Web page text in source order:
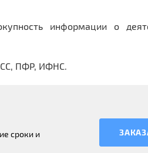
информации о
ПФР, ИФНС.
сроки и